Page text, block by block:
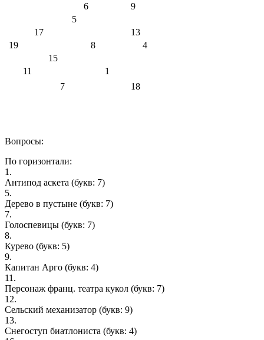
6
9
5
17
13
19
8
4
15
11
1
7
18
Вопросы:
По горизонтали:
1.
Антипод аскета (букв: 7)
5.
Дерево в пустыне (букв: 7)
7.
Голоспевицы (букв: 7)
8.
Курево (букв: 5)
9.
Капитан Арго (букв: 4)
11.
Персонаж франц. театра кукол (букв: 7)
12.
Сельский механизатор (букв: 9)
13.
Снегоступ биатлониста (букв: 4)